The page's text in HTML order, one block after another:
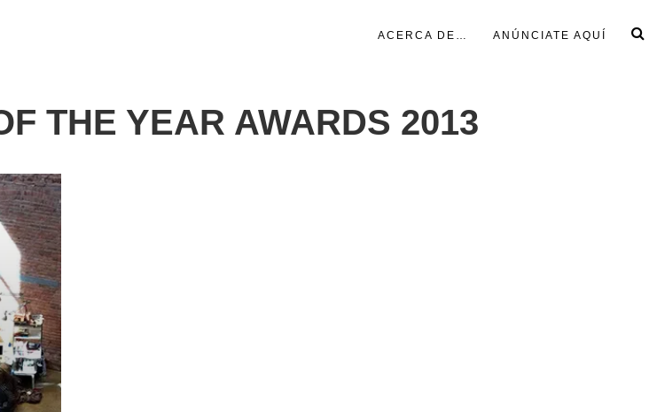
ACERCA DE… ANÚNCIATE AQUÍ
THE YEAR AWARDS 2013